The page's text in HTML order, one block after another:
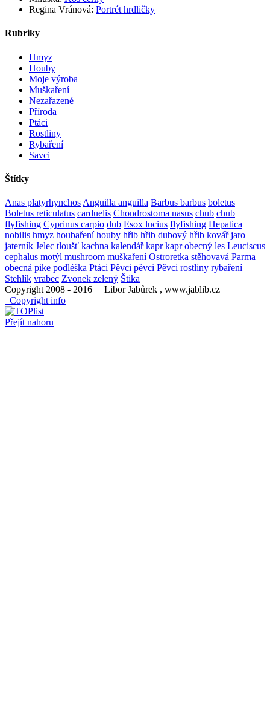
Regina Vránová: Portrét hrdličky
Rubriky
Hmyz
Houby
Moje výroba
Muškaření
Nezařazené
Příroda
Ptáci
Rostliny
Rybaření
Savci
Štítky
Anas platyrhynchos Anguilla anguilla Barbus barbus boletus
Boletus reticulatus carduelis Chondrostoma nasus chub chub
flyfishing Cyprinus carpio dub Esox lucius flyfishing Hepatica
nobilis hmyz houbaření houby hřib hřib dubový hřib kovář jaro
jaterník Jelec tloušť kachna kalendář kapr kapr obecný les Leuciscus
cephalus motýl mushroom muškaření Ostroretka stěhovavá Parma
obecná pike podléška Ptáci Pěvci pěvci Pěvci rostliny rybaření
Stehlík vrabec Zvonek zelený Štika
Copyright 2008 - 2016 Libor Jabůrek , www.jablib.cz |
Copyright info
Přejít nahoru